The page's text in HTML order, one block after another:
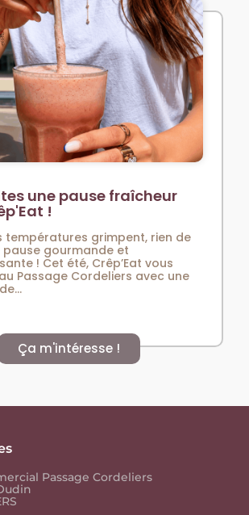
une pause fraîcheur
!
températures grimpent, rien de
pause gourmande et
! Cet été, Crêp’Eat vous
Passage Cordeliers avec une
Ça m'intéresse !
Passage Cordeliers